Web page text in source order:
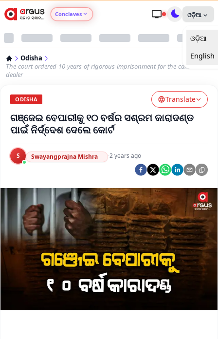
Conclaves
Argus Nari Shakti
Argus Health Connect
Argus Chalo Dekhein Apna Desh
ଓଡ଼ିଆ
ଓଡ଼ିଆ
English
Odisha
The-court-ordered-10-years-of-rigorous-imprisonment-for-the-cannabis-
dealer
ODISHA Translate
ଗଞ୍ଜେଇ ବେପାରୀକୁ ୧୦ ବର୍ଷର ସଶ୍ରମ କାରାଦଣ୍ଡ
ପାଇଁ ନିର୍ଦ୍ଦେଶ ଦେଲେ କୋର୍ଟ
S Swayangprajna Mishra ·2 years ago